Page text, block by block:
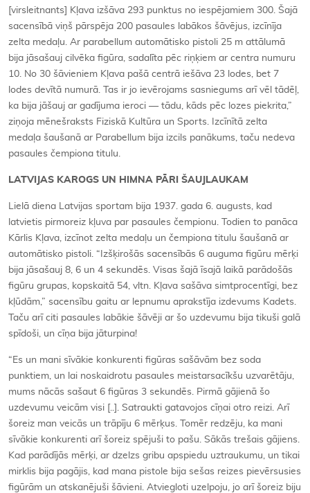
[virsleitnants] Kļava izšāva 293 punktus no iespējamiem 300. Šajā
sacensībā viņš pārspēja 200 pasaules labākos šāvējus, izcīnīja
zelta medaļu. Ar parabellum automātisko pistoli 25 m attālumā
bija jāsašauj cilvēka figūra, sadalīta pēc riņķiem ar centra numuru
10. No 30 šāvieniem Kļava pašā centrā iešāva 23 lodes, bet 7
lodes devītā numurā. Tas ir jo ievērojams sasniegums arī vēl tādēļ,
ka bija jāšauj ar gadījuma ieroci — tādu, kāds pēc lozes piekrita,”
ziņoja mēnešraksts Fiziskā Kultūra un Sports. Izcīnītā zelta
medaļa šaušanā ar Parabellum bija izcils panākums, taču nedeva
pasaules čempiona titulu.
LATVIJAS KAROGS UN HIMNA PĀRI ŠAUJLAUKAM
Lielā diena Latvijas sportam bija 1937. gada 6. augusts, kad
latvietis pirmoreiz kļuva par pasaules čempionu. Todien to panāca
Kārlis Kļava, izcīnot zelta medaļu un čempiona titulu šaušanā ar
automātisko pistoli. “Izšķirošās sacensībās 6 auguma figūru mērķi
bija jāsašauj 8, 6 un 4 sekundēs. Visas šajā īsajā laikā parādošās
figūru grupas, kopskaitā 54, vltn. Kļava sašāva simtprocentīgi, bez
kļūdām,” sacensību gaitu ar lepnumu aprakstīja izdevums Kadets.
Taču arī citi pasaules labākie šāvēji ar šo uzdevumu bija tikuši galā
spīdoši, un cīņa bija jāturpina!
“Es un mani sīvākie konkurenti figūras sašāvām bez soda
punktiem, un lai noskaidrotu pasaules meistarsacīkšu uzvarētāju,
mums nācās sašaut 6 figūras 3 sekundēs. Pirmā gājienā šo
uzdevumu veicām visi [..]. Satraukti gatavojos cīņai otro reizi. Arī
šoreiz man veicās un trāpīju 6 mērķus. Tomēr redzēju, ka mani
sīvākie konkurenti arī šoreiz spējuši to pašu. Sākās trešais gājiens.
Kad parādījās mērķi, ar dzelzs gribu apspiedu uztraukumu, un tikai
mirklis bija pagājis, kad mana pistole bija sešas reizes pievērsusies
figūrām un atskanējuši šāvieni. Atviegloti uzelpoju, jo arī šoreiz biju